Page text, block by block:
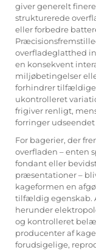
giver generelt
strukturerede
eller forbedre
overfladeglatthed
en konsekvent
miljøbetingelser
forhindrer tilfældige
ukontrolleret
frigiver renligt,
forringer
For bagerier, der
overfladen – enten
fondant eller
præsentationer –
kageformen en
tilfældig egenskab.
herunder
og kontrolleret
producenter af
forudsigelige,